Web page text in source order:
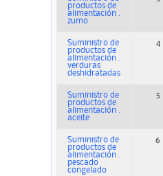
productos de
alimentación .
zumo
Suministro de
productos de
alimentación .
verduras
deshidratadas
4
Suministro de
productos de
alimentación .
aceite
5
Suministro de
productos de
alimentación .
pescado
congelado
6